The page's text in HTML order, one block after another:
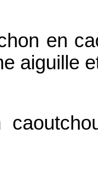
en
aiguille